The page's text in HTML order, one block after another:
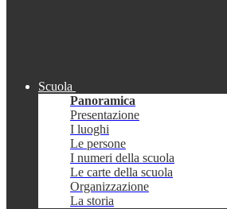
Scuola
Panoramica
Presentazione
I luoghi
Le persone
I numeri della scuola
Le carte della scuola
Organizzazione
La storia